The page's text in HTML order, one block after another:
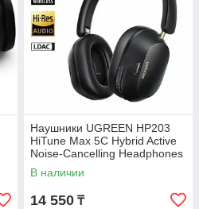
Наушники UGREEN HP203
HiTune Max 5C Hybrid Active
Noise-Cancelling Headphones
35757
В наличии
14 550 ₸